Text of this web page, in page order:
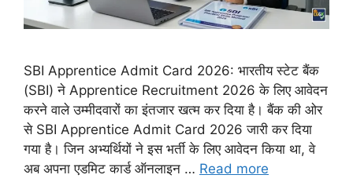
SBI Apprentice Admit Card 2026: भारतीय स्टेट बैंक
(SBI) ने Apprentice Recruitment 2026 के लिए आवेदन
करने वाले उम्मीदवारों का इंतजार खत्म कर दिया है। बैंक की ओर
से SBI Apprentice Admit Card 2026 जारी कर दिया
गया है। जिन अभ्यर्थियों ने इस भर्ती के लिए आवेदन किया था, वे
अब अपना एडमिट कार्ड ऑनलाइन … Read more